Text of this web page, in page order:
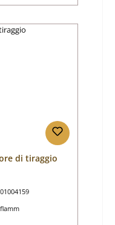
di tiraggio
01004159